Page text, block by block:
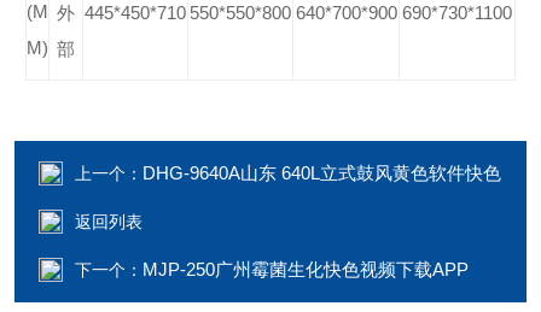
(M
M)
外
部
445*450*710 550*550*800 640*700*900 690*730*1100
上一个： DHG-9640A山东 640L立式鼓风黄色软件快色
返回列表
下一个： MJP-250广州霉菌生化快色视频下载APP